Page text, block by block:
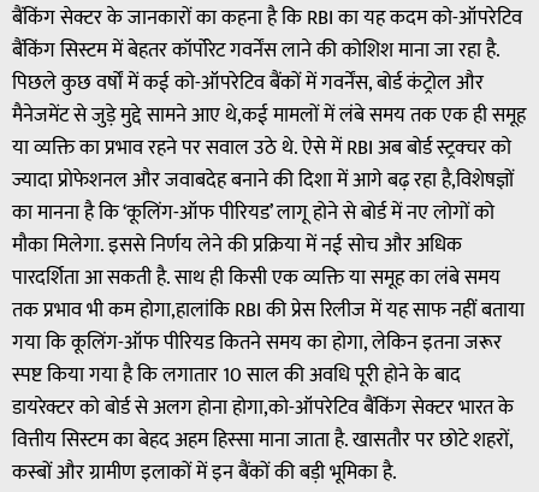
बैंकिंग सेक्टर के जानकारों का कहना है कि RBI का यह कदम को-ऑपरेटिव
बैंकिंग सिस्टम में बेहतर कॉर्पोरेट गवर्नेंस लाने की कोशिश माना जा रहा है.
पिछले कुछ वर्षों में कई को-ऑपरेटिव बैंकों में गवर्नेंस, बोर्ड कंट्रोल और
मैनेजमेंट से जुड़े मुद्दे सामने आए थे,कई मामलों में लंबे समय तक एक ही समूह
या व्यक्ति का प्रभाव रहने पर सवाल उठे थे. ऐसे में RBI अब बोर्ड स्ट्रक्चर को
ज्यादा प्रोफेशनल और जवाबदेह बनाने की दिशा में आगे बढ़ रहा है,विशेषज्ञों
का मानना है कि ‘कूलिंग-ऑफ पीरियड’ लागू होने से बोर्ड में नए लोगों को
मौका मिलेगा. इससे निर्णय लेने की प्रक्रिया में नई सोच और अधिक
पारदर्शिता आ सकती है. साथ ही किसी एक व्यक्ति या समूह का लंबे समय
तक प्रभाव भी कम होगा,हालांकि RBI की प्रेस रिलीज में यह साफ नहीं बताया
गया कि कूलिंग-ऑफ पीरियड कितने समय का होगा, लेकिन इतना जरूर
स्पष्ट किया गया है कि लगातार 10 साल की अवधि पूरी होने के बाद
डायरेक्टर को बोर्ड से अलग होना होगा,को-ऑपरेटिव बैंकिंग सेक्टर भारत के
वित्तीय सिस्टम का बेहद अहम हिस्सा माना जाता है. खासतौर पर छोटे शहरों,
कस्बों और ग्रामीण इलाकों में इन बैंकों की बड़ी भूमिका है.